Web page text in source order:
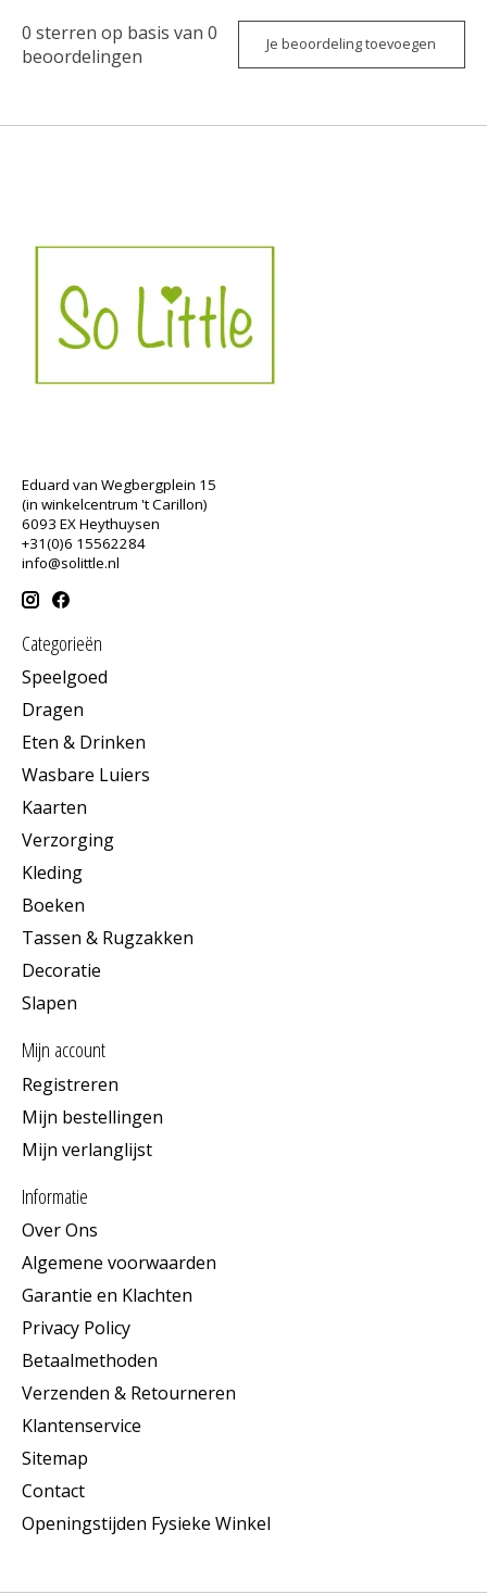
0 sterren op basis van 0
beoordelingen
Je beoordeling toevoegen
Eduard van Wegbergplein 15
(in winkelcentrum 't Carillon)
6093 EX Heythuysen
+31(0)6 15562284
info@solittle.nl
Categorieën
Speelgoed
Dragen
Eten & Drinken
Wasbare Luiers
Kaarten
Verzorging
Kleding
Boeken
Tassen & Rugzakken
Decoratie
Slapen
Mijn account
Registreren
Mijn bestellingen
Mijn verlanglijst
Informatie
Over Ons
Algemene voorwaarden
Garantie en Klachten
Privacy Policy
Betaalmethoden
Verzenden & Retourneren
Klantenservice
Sitemap
Contact
Openingstijden Fysieke Winkel